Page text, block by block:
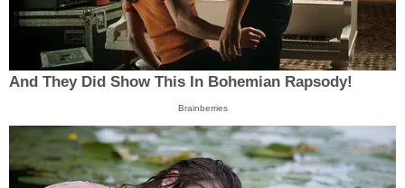
And They Did Show This In Bohemian Rapsody!
Brainberries